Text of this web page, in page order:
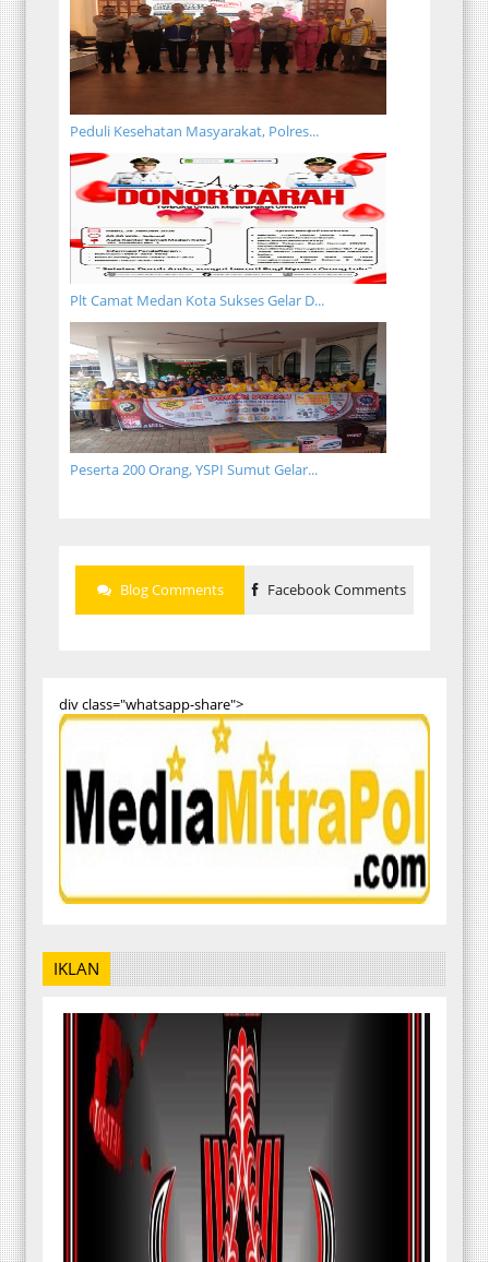
Peduli Kesehatan Masyarakat, Polres...
Plt Camat Medan Kota Sukses Gelar D...
Peserta 200 Orang, YSPI Sumut Gelar...
Blog Comments Facebook Comments
div class="whatsapp-share">
IKLAN